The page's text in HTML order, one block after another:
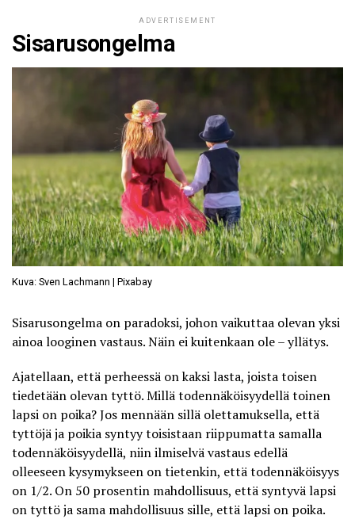
ADVERTISEMENT
Sisarusongelma
Kuva: Sven Lachmann | Pixabay
Sisarusongelma on paradoksi, johon vaikuttaa olevan yksi
ainoa looginen vastaus. Näin ei kuitenkaan ole – yllätys.
Ajatellaan, että perheessä on kaksi lasta, joista toisen
tiedetään olevan tyttö. Millä todennäköisyydellä toinen
lapsi on poika? Jos mennään sillä olettamuksella, että
tyttöjä ja poikia syntyy toisistaan riippumatta samalla
todennäköisyydellä, niin ilmiselvä vastaus edellä
olleeseen kysymykseen on tietenkin, että todennäköisyys
on 1/2. On 50 prosentin mahdollisuus, että syntyvä lapsi
on tyttö ja sama mahdollisuus sille, että lapsi on poika.